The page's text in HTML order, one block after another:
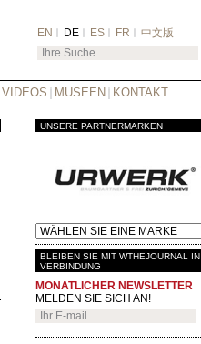
EN DE ES FR 中文版
VIDEOS MUSEEN KONTAKT
UNSERE PARTNERMARKEN
BLEIBEN SIE MIT WTHEJOURNAL IN
VERBINDUNG
MONATLICHER NEWSLETTER
MELDEN SIE SICH AN!